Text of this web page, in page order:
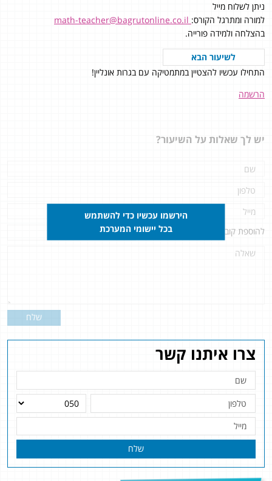
צרו איתנו קשר
שלח
ניתן לשלוח מייל
למורה ומתרגל הקורס:
בהצלחה ולמידה פורייה.
לשיעור הבא
התחילו עכשיו להצטיין במתמטיקה עם בגרות אונליין!
הרשמה
יש לך שאלות על השיעור?
להוספת קובץ
שלח
הירשמו עכשיו כדי להשתמש
בכל יישומי המערכת